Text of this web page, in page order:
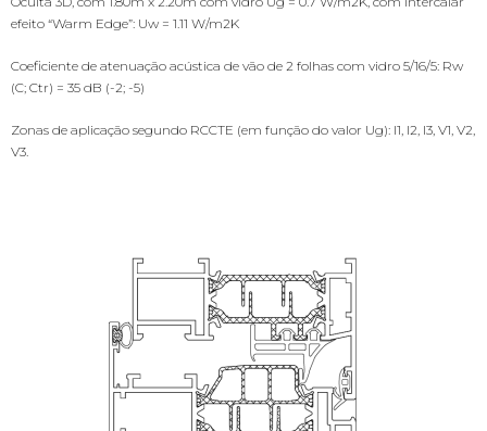
efeito “Warm Edge”: Uw = 1.11 W/m2K
Coeficiente de atenuação acústica de vão de 2 folhas com vidro 5/16/5: Rw
(C; Ctr) = 35 dB (-2; -5)
Zonas de aplicação segundo RCCTE (em função do valor Ug): I1, I2, I3, V1, V2,
V3.